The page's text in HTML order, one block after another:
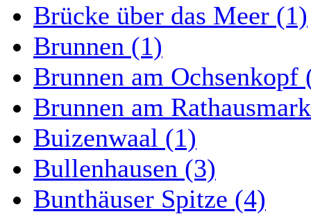
Brücke über das Meer (1)
Brunnen (1)
Brunnen am Ochsenkopf
Brunnen am
Buizenwaal (1)
Bullenhausen (3)
Bunthäuser Spitze (4)